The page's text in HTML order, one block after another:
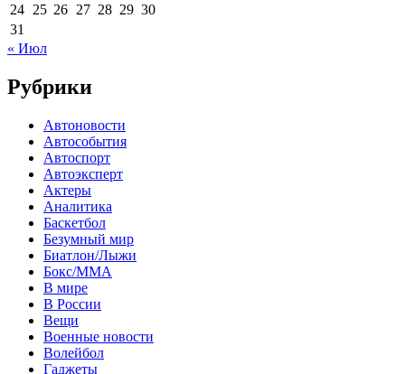
24 25 26 27 28 29 30
31
« Июл
Рубрики
Автоновости
Автособытия
Автоспорт
Автоэксперт
Актеры
Аналитика
Баскетбол
Безумный мир
Биатлон/Лыжи
Бокс/MMA
В мире
В России
Вещи
Военные новости
Волейбол
Гаджеты